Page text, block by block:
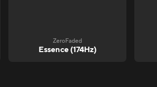
ZeroFaded
Essence (174Hz)